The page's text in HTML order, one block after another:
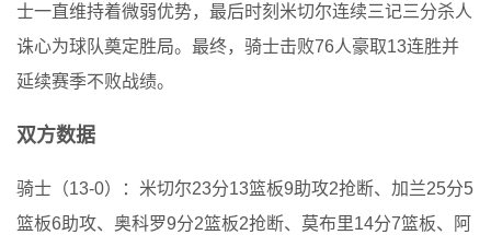
士一直维持着微弱优势，最后时刻米切尔连续三记三分杀人
诛心为球队奠定胜局。最终，骑士击败76人豪取13连胜并
延续赛季不败战绩。
双方数据
骑士（13-0）：米切尔23分13篮板9助攻2抢断、加兰25分5
篮板6助攻、奥科罗9分2篮板2抢断、莫布里14分7篮板、阿